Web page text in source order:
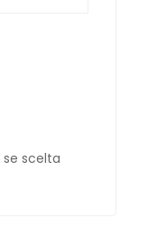
se scelta